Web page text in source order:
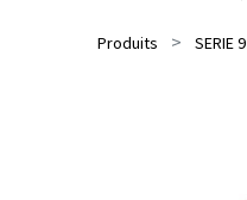
Produits SERIE 9